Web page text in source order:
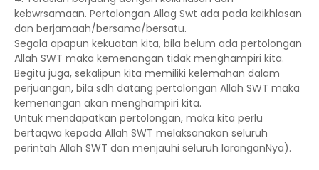
kebwrsamaan. Pertolongan Allag Swt ada pada keikhlasan
dan berjamaah/bersama/bersatu.
Segala apapun kekuatan kita, bila belum ada pertolongan
Allah SWT maka kemenangan tidak menghampiri kita.
Begitu juga, sekalipun kita memiliki kelemahan dalam
perjuangan, bila sdh datang pertolongan Allah SWT maka
kemenangan akan menghampiri kita.
Untuk mendapatkan pertolongan, maka kita perlu
bertaqwa kepada Allah SWT melaksanakan seluruh
perintah Allah SWT dan menjauhi seluruh laranganNya).